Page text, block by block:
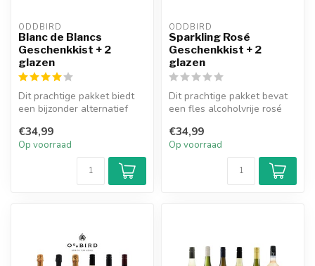
ODDBIRD
Blanc de Blancs
Geschenkkist + 2
glazen
Dit prachtige pakket biedt
een bijzonder alternatief
van...
€34,99
Op voorraad
ODDBIRD
Sparkling Rosé
Geschenkkist + 2
glazen
Dit prachtige pakket bevat
een fles alcoholvrije rosé
twe...
€34,99
Op voorraad